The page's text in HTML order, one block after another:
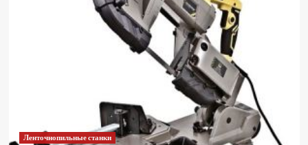
Ленточнопильные станки